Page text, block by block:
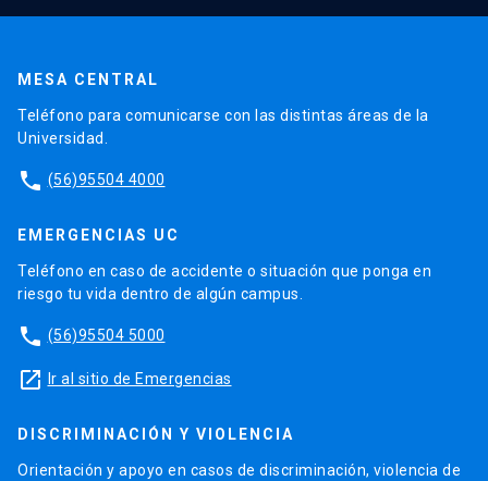
MESA CENTRAL
Teléfono para comunicarse con las distintas áreas de la
Universidad.
phone (56)95504 4000
EMERGENCIAS UC
Teléfono en caso de accidente o situación que ponga en
riesgo tu vida dentro de algún campus.
phone (56)95504 5000
launch Ir al sitio de Emergencias
DISCRIMINACIÓN Y VIOLENCIA
Orientación y apoyo en casos de discriminación, violencia de